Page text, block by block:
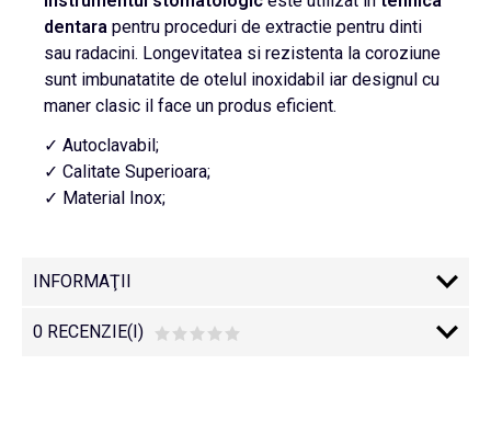
dentara pentru proceduri de extractie pentru dinti
sau radacini. Longevitatea si rezistenta la coroziune
sunt imbunatatite de otelul inoxidabil iar designul cu
maner clasic il face un produs eficient.
✓ Autoclavabil;
✓ Calitate Superioara;
✓ Material Inox;
INFORMAŢII
0 RECENZIE(I)